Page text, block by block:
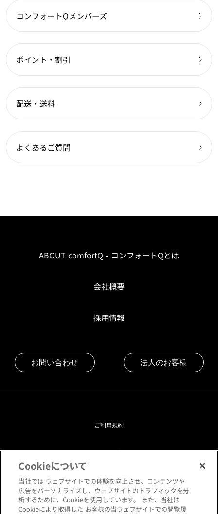
コンフォートQメンバーズ
ポイント・割引
配送・送料
よくあるご質問
ABOUT comfortQ - コンフォートQとは
会社概要
採用情報
お問い合わせ 法人のお客様
ご利用規約
プライバシーポリシー
クッキーポリシー
閲覧環境について
Cookieについて
当社では ウェブサイトでの体験を向上させ、コンテンツや
広告をパーソナライズし、ウェブサイトのトラフィックを分
析するために、Cookieを使用しています。 また、当社は
Cookieにより取得した お客様の当ウェブサイトでの閲覧履